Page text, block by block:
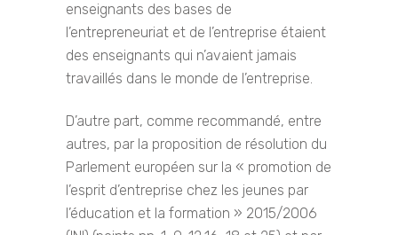
enseignants des bases de
l’entrepreneuriat et de l’entreprise étaient
des enseignants qui n’avaient jamais
travaillés dans le monde de l’entreprise.
D’autre part, comme recommandé, entre
autres, par la proposition de résolution du
Parlement européen sur la « promotion de
l’esprit d’entreprise chez les jeunes par
l’éducation et la formation » 2015/2006